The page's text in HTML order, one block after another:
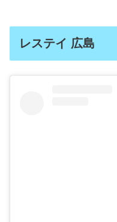
レステイ 広島